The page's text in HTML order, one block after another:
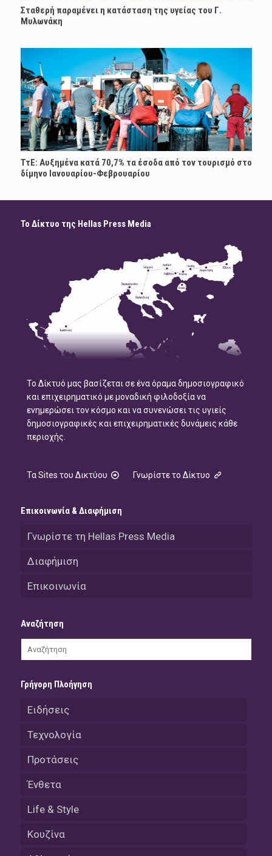
Σταθερή παραμένει η κατάσταση της υγείας του Γ.
Μυλωνάκη
ΤτΕ: Αυξημένα κατά 70,7% τα έσοδα από τον τουρισμό στο
δίμηνο Ιανουαρίου-Φεβρουαρίου
Το Δίκτυο της Hellas Press Media
Το Δίκτυό μας βασίζεται σε ένα όραμα δημοσιογραφικό
και επιχειρηματικό με μοναδική φιλοδοξία να
ενημερώσει τον κόσμο και να συνενώσει τις υγιείς
δημοσιογραφικές και επιχειρηματικές δυνάμεις κάθε
περιοχής.
Τα Sites του Δικτύου Γνωρίστε το Δίκτυο
Επικοινωνία & Διαφήμιση
Γνωρίστε τη Hellas Press Media
Διαφήμιση
Επικοινωνία
Αναζήτηση
Γρήγορη Πλοήγηση
Ειδήσεις
Τεχνολογία
Προτάσεις
Ένθετα
Life & Style
Κουζίνα